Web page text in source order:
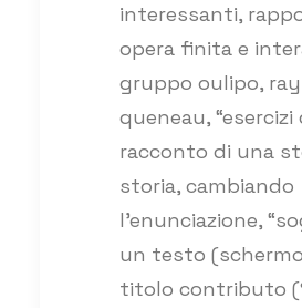
interessanti,
opera finita e
gruppo oulipo,
queneau, “esercizi
racconto di una
storia, cambiando
l’enunciazione,
un testo
titolo contributo